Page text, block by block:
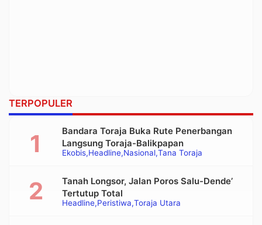
TERPOPULER
Ekobis Headline Nasional Tana Toraja
Bandara Toraja Buka Rute Penerbangan
Langsung Toraja-Balikpapan
Headline Peristiwa Toraja Utara
Tanah Longsor, Jalan Poros Salu-Dende’
Tertutup Total